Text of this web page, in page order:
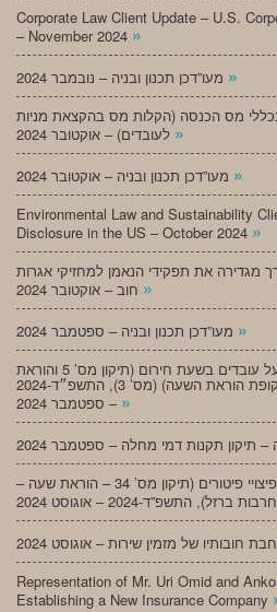
Corporate Law Client Update – U.S.
– November 2024 »
»
בכללי מס הכנסה (הקלות מס בהקצאת מניות
»
»
Environmental Law and Sustainability
Disclosure in the US – October 2024 »
מגדירה את תפקידי הנאמן למחזיקי אגרות
»
»
מעו”דכן יחסי עבודה – צו הגנה על עובדים בשעת חירום (תיקון מס’ 5 והוראת
שעה – חרבות ברזל) (הארכת תקופת הוראת השעה) (מס’ 3), התשפ״ד-2024
– ספטמבר 2024 »
מעו”דכן יחסי עבודה – חוק פיצויי פיטורים (תיקון מס’ 34 – הוראת שעה –
Representation of Mr. Uri Omid and
Establishing a New Insurance Company